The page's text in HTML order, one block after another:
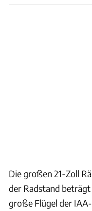
Die großen 21-Zoll
der Radstand
große Flügel der